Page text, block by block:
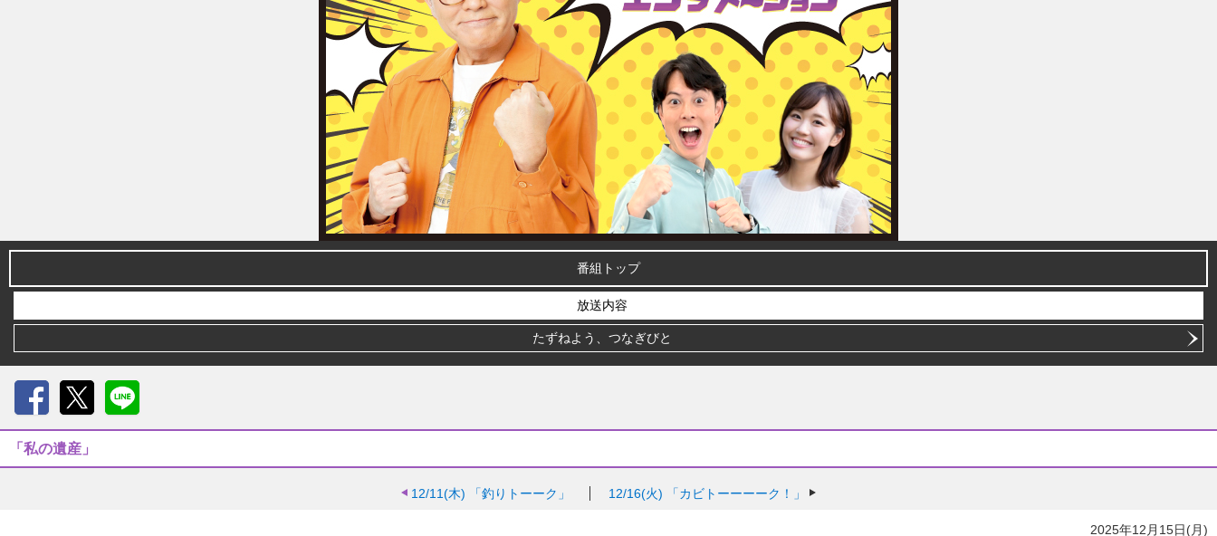
番組トップ
放送内容
たずねよう、つなぎびと
「私の遺産」
12/11(木) 「釣りトーーク」 12/16(火) 「カビトーーーーク！」
2025年12月15日(月)